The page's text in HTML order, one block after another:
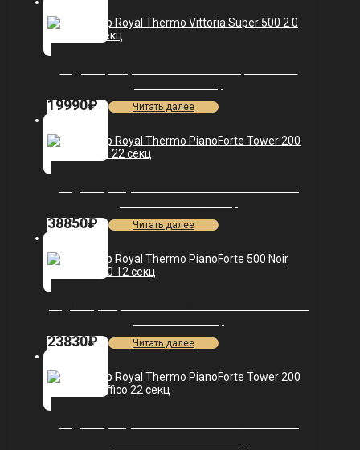
19990₽ Читать далее
38850₽ Читать далее
23830₽ Читать далее